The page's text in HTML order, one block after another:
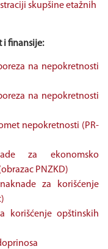
skupšine etažnih
i finansije:
na nepokretnosti
na nepokretnosti
nepokretnosti (PR-
za ekonomsko
PNZKD)
za korišćenje
korišćenje opštinskih